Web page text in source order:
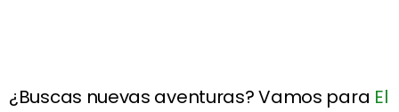
¿Buscas nuevas aventuras? Vamos para El